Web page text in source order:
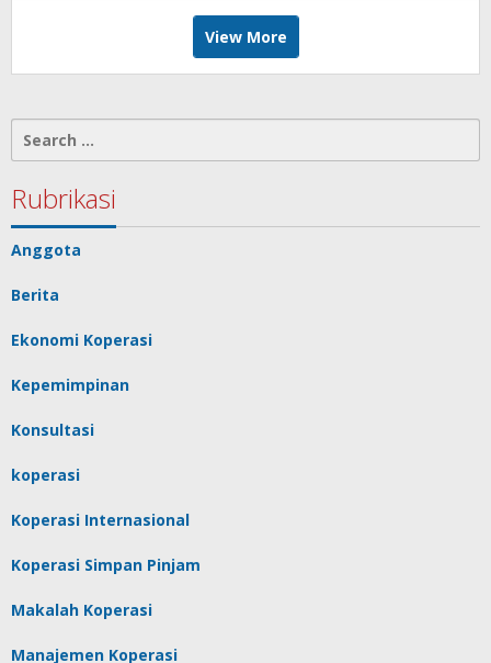
View More
for:
Rubrikasi
Anggota
Berita
Ekonomi Koperasi
Kepemimpinan
Konsultasi
koperasi
Koperasi Internasional
Koperasi Simpan Pinjam
Makalah Koperasi
Manajemen Koperasi